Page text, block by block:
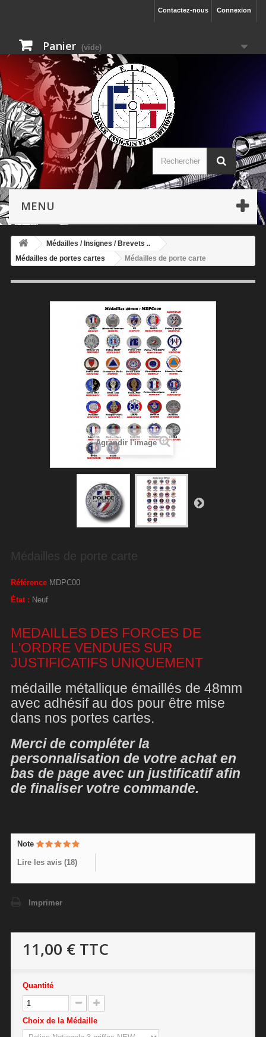
Connexion
Contactez-nous
Panier (vide)
MENU
Médailles / Insignes / Brevets ..
Médailles de portes cartes
Médailles de porte carte
Agrandir l'image
Médailles de porte carte
Référence MDPC00
État : Neuf
MEDAILLES DES FORCES DE
L'ORDRE VENDUES SUR
JUSTIFICATIFS UNIQUEMENT
médaille métallique émaillés de 48mm
avec adhésif au dos pour être mise
dans nos portes cartes.
Merci de compléter la
personnalisation de votre achat en
bas de page avec un justificatif afin
de finaliser votre commande.
Note
Lire les avis (18)
Imprimer
11,00 € TTC
Quantité
Choix de la Médaille